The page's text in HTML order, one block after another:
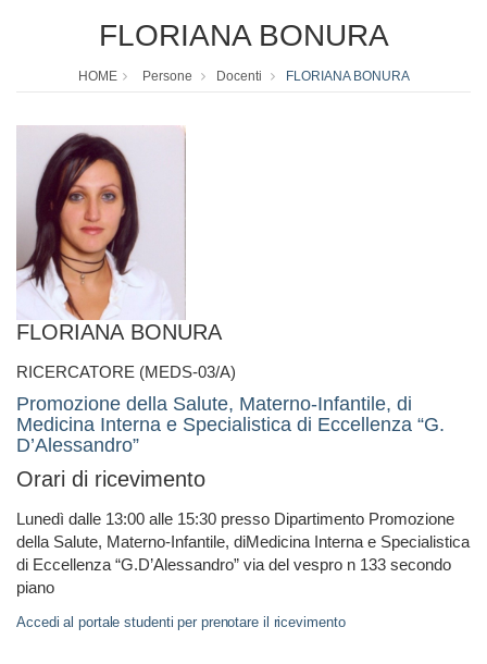
FLORIANA BONURA
HOME Persone Docenti FLORIANA BONURA
FLORIANA BONURA
RICERCATORE (MEDS-03/A)
Promozione della Salute, Materno-Infantile, di
Medicina Interna e Specialistica di Eccellenza “G.
D’Alessandro”
Orari di ricevimento
Lunedì dalle 13:00 alle 15:30 presso Dipartimento Promozione
della Salute, Materno-Infantile, diMedicina Interna e Specialistica
di Eccellenza “G.D’Alessandro” via del vespro n 133 secondo
piano
Accedi al portale studenti per prenotare il ricevimento